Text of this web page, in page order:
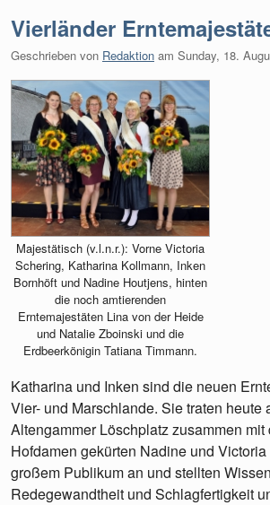
Vierländer
Geschrieben von Redaktion am Sunday, 18.
Majestätisch (v.l.n.r.): Vorne Victoria
Schering, Katharina Kollmann, Inken
Bornhöft und Nadine Houtjens, hinten
die noch amtierenden
Erntemajestäten Lina von der Heide
und Natalie Zboinski und die
Erdbeerkönigin Tatiana Timmann.
Katharina und Inken sind die neuen
Vier- und Marschlande. Sie traten heute
Altengammer Löschplatz zusammen mit
Hofdamen gekürten Nadine und
großem Publikum an und stellten
Redegewandtheit und Schlagfertigkeit